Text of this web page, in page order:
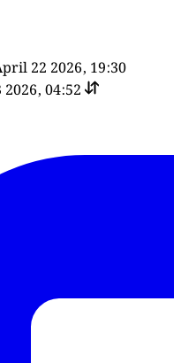
22 2026, 19:30
04:52